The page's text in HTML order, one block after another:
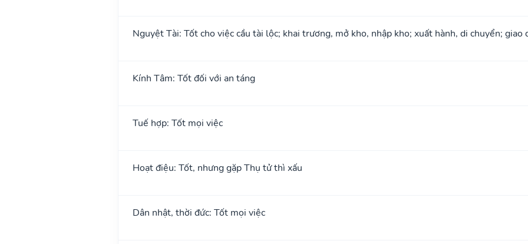
Nguyệt Tài: Tốt cho việc cầu tài lộc; khai trương, mở kho, nhập kho; xuất hành, di chuyển; giao
Kính Tâm: Tốt đối với an táng
Tuế hợp: Tốt mọi việc
Hoạt điệu: Tốt, nhưng gặp Thụ tử thì xấu
Dân nhật, thời đức: Tốt mọi việc